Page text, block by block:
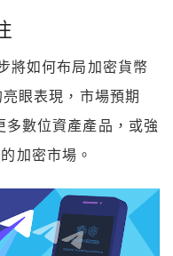
將如何布局加密貨幣
亮眼表現，市場預期
多數位資產產品，或強
加密市場。